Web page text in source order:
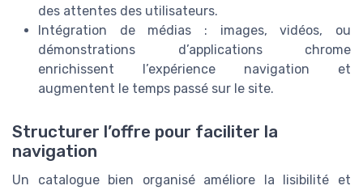
des attentes des utilisateurs.
Intégration de médias : images, vidéos, ou
démonstrations d’applications chrome
enrichissent l’expérience navigation et
augmentent le temps passé sur le site.
Structurer l’offre pour faciliter la
navigation
Un catalogue bien organisé améliore la lisibilité et